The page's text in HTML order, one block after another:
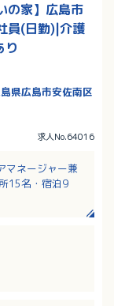
の家】広島市
員(日勤)|介護
り
県広島市安佐南区
求人No.64016
マネージャー兼
15名・宿泊9